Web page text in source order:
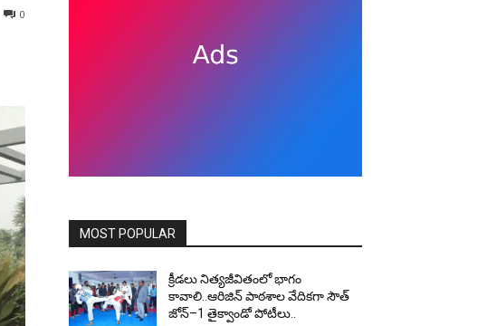
0
MOST POPULAR
క్రీడలు నిత్యజీవితంలో భాగం
కావాలి..ఆరిజిన్ పాఠశాల వేదికగా సౌత్
జోన్–1 తైక్వాండో పోటీలు..